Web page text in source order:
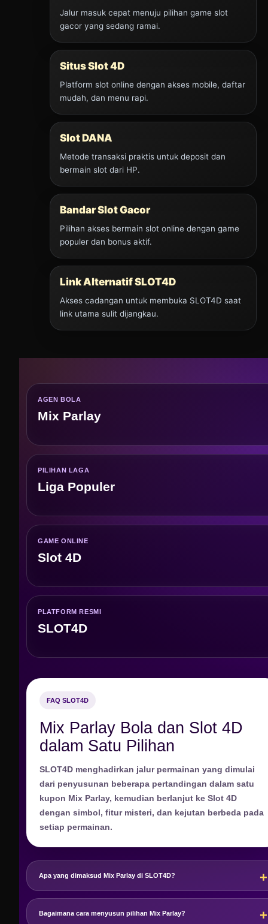
Jalur masuk cepat menuju pilihan game slot
gacor yang sedang ramai.
Situs Slot 4D
Platform slot online dengan akses mobile, daftar
mudah, dan menu rapi.
Slot DANA
Metode transaksi praktis untuk deposit dan
bermain slot dari HP.
Bandar Slot Gacor
Pilihan akses bermain slot online dengan game
populer dan bonus aktif.
Link Alternatif SLOT4D
Akses cadangan untuk membuka SLOT4D saat
link utama sulit dijangkau.
AGEN BOLA
Mix Parlay
PILIHAN LAGA
Liga Populer
GAME ONLINE
Slot 4D
PLATFORM RESMI
SLOT4D
FAQ SLOT4D
Mix Parlay Bola dan Slot 4D
dalam Satu Pilihan
SLOT4D menghadirkan jalur permainan yang dimulai
dari penyusunan beberapa pertandingan dalam satu
kupon Mix Parlay, kemudian berlanjut ke Slot 4D
dengan simbol, fitur misteri, dan kejutan berbeda pada
setiap permainan.
Apa yang dimaksud Mix Parlay di SLOT4D?
Bagaimana cara menyusun pilihan Mix Parlay?